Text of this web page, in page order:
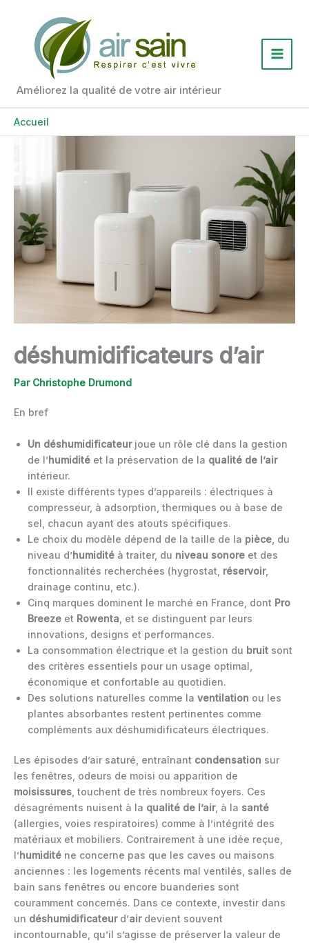
contenu
Améliorez la qualité de votre air intérieur
Accueil
déshumidificateurs d’air
Par Christophe Drumond
En bref
Un déshumidificateurjoue un rôle clé dans la gestion
de l’humidité et la préservation de la qualité de l’air
intérieur.
Il existe différents types d’appareils : électriques à
compresseur, à adsorption, thermiques ou à base de
sel, chacun ayant des atouts spécifiques.
Le choix du modèle dépend de la taille de la pièce , du
niveau d’humidité à traiter, du niveau sonore et des
fonctionnalités recherchées (hygrostat, réservoir,
drainage continu, etc.).
Cinq marques dominent le marché en France, dont Pro
Breeze et Rowenta , et se distinguent par leurs
innovations, designs et performances.
La consommation électrique et la gestion du bruit sont
des critères essentiels pour un usage optimal,
économique et confortable au quotidien.
Des solutions naturelles comme la ventilation ou les
plantes absorbantes restent pertinentes comme
compléments aux déshumidificateurs électriques.
Les épisodes d’air saturé, entraînant condensation sur
les fenêtres, odeurs de moisi ou apparition de
moisissures , touchent de très nombreux foyers. Ces
désagréments nuisent à la qualité de l’air, à la santé
(allergies, voies respiratoires) comme à l’intégrité des
matériaux et mobiliers. Contrairement à une idée reçue,
l’humidité ne concerne pas que les caves ou maisons
anciennes : les logements récents mal ventilés, salles de
bain sans fenêtres ou encore buanderies sont
couramment concernés. Dans ce contexte, investir dans
un déshumidificateurd’airdevient souvent
incontournable, qu’il s’agisse de préserver la valeur de